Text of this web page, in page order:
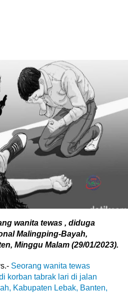
wanita tewas , diduga
Malingping-Bayah,
Minggu Malam (29/01/2023).
Seorang wanita tewas
korban tabrak lari di jalan
Kabupaten Lebak, Banten,